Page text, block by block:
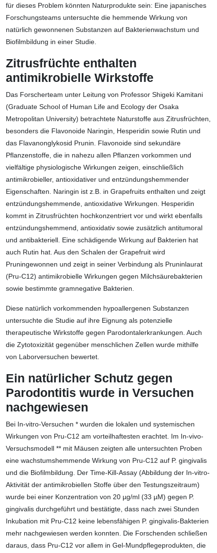
für dieses Problem könnten Naturprodukte sein: Eine japanisches
Forschungsteams untersuchte die hemmende Wirkung von
natürlich gewonnenen Substanzen auf Bakterienwachstum und
Biofilmbildung in einer Studie.
Zitrusfrüchte enthalten
antimikrobielle Wirkstoffe
Das Forscherteam unter Leitung von Professor Shigeki Kamitani
(Graduate School of Human Life and Ecology der Osaka
Metropolitan University) betrachtete Naturstoffe aus Zitrusfrüchten,
besonders die Flavonoide Naringin, Hesperidin sowie Rutin und
das Flavanonglykosid Prunin. Flavonoide sind sekundäre
Pflanzenstoffe, die in nahezu allen Pflanzen vorkommen und
vielfältige physiologische Wirkungen zeigen, einschließlich
antimikrobieller, antioxidativer und entzündungshemmender
Eigenschaften. Naringin ist z.B. in Grapefruits enthalten und zeigt
entzündungshemmende, antioxidative Wirkungen. Hesperidin
kommt in Zitrusfrüchten hochkonzentriert vor und wirkt ebenfalls
entzündungshemmend, antioxidativ sowie zusätzlich antitumoral
und antibakteriell. Eine schädigende Wirkung auf Bakterien hat
auch Rutin hat. Aus den Schalen der Grapefruit wird
Pruningewonnen und zeigt in seiner Verbindung als Pruninlaurat
(Pru-C12) antimikrobielle Wirkungen gegen Milchsäurebakterien
sowie bestimmte gramnegative Bakterien.
Diese natürlich vorkommenden hypoallergenen Substanzen
untersuchte die Studie auf ihre Eignung als potenzielle
therapeutische Wirkstoffe gegen Parodontalerkrankungen. Auch
die Zytotoxizität gegenüber menschlichen Zellen wurde mithilfe
von Laborversuchen bewertet.
Ein natürlicher Schutz gegen
Parodontitis wurde in Versuchen
nachgewiesen
Bei In-vitro-Versuchen * wurden die lokalen und systemischen
Wirkungen von Pru-C12 am vorteilhaftesten erachtet. Im In-vivo-
Versuchsmodell ** mit Mäusen zeigten alle untersuchten Proben
eine wachstumshemmende Wirkung von Pru-C12 auf P. gingivalis
und die Biofilmbildung. Der Time-Kill-Assay (Abbildung der In-vitro-
Aktivität der antimikrobiellen Stoffe über den Testungszeitraum)
wurde bei einer Konzentration von 20 µg/ml (33 µM) gegen P.
gingivalis durchgeführt und bestätigte, dass nach zwei Stunden
Inkubation mit Pru-C12 keine lebensfähigen P. gingivalis-Bakterien
mehr nachgewiesen werden konnten. Die Forschenden schließen
daraus, dass Pru-C12 vor allem in Gel-Mundpflegeprodukten, die